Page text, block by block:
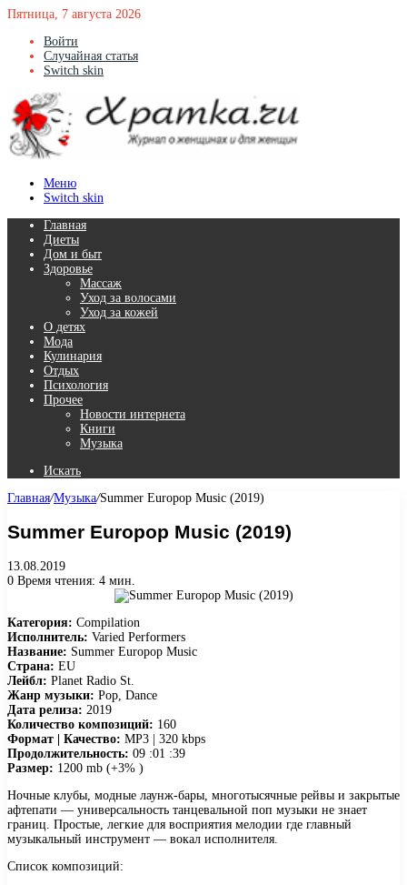
Пятница, 7 августа 2026
Войти
Случайная статья
Switch skin
Меню
Switch skin
Главная
Диеты
Дом и быт
Здоровье
Массаж
Уход за волосами
Уход за кожей
О детях
Мода
Кулинария
Отдых
Психология
Прочее
Новости интернета
Книги
Музыка
Искать
Главная/Музыка/Summer Europop Music (2019)
Summer Europop Music (2019)
13.08.2019
0 Время чтения: 4 мин.
Категория: Compilation
Исполнитель: Varied Performers
Название: Summer Europop Music
Страна: EU
Лейбл: Planet Radio St.
Жанр музыки: Pop, Dance
Дата релиза: 2019
Количество композиций: 160
Формат | Качество: MP3 | 320 kbps
Продолжительность: 09 :01 :39
Размер: 1200 mb (+3% )
Ночные клубы, модные лаунж-бары, многотысячные рейвы и закрытые
афтепати — универсальность танцевальной поп музыки не знает
границ. Простые, легкие для восприятия мелодии где главный
музыкальный инструмент — вокал исполнителя.
Список композиций: